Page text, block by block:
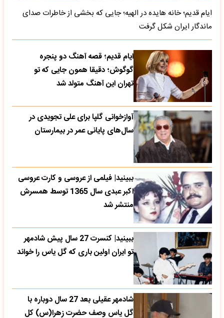
ایام قدیم؛ خانه هایده در الهیه؛ جایی که بخشی از خاطرات صدای
ماندگار ایران شکل گرفت
ایام قدیم؛ قصه آهنگ دو پنجره
گوگوش؛ دقیقا همون جایی که تو
تهران این آهنگ متولد شد
آوازخوانی گلپا برای علی تجویدی در
سال‌های پایانی عمر در بیمارستان
ببینید| فیلمی از عروسی و کارت عروسی
اکبر عبدی سال 1365 توسط همسرش
منتشر شد
ببینید| کنسرت 27 سال پیش شادمهر
تو ایران اولین باری که گل یاس را خواند
شادمهر عقیلی بعد 27 سال دوباره با
گل یاس وصف حضرت زهرا(س) کل